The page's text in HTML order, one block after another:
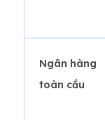
Ngân hàng
toàn cầu